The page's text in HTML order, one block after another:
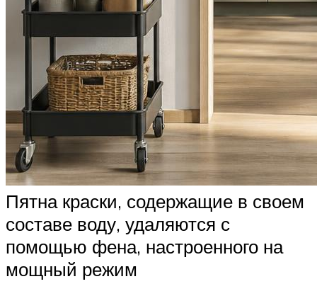
Пятна краски, содержащие в своем
составе воду, удаляются с
помощью фена, настроенного на
мощный режим